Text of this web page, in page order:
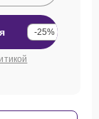
-25%